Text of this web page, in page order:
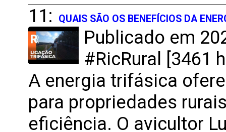
11:
QUAIS SÃO OS BENEFÍCIOS DA
Publicado em
#RicRural [3461
A energia trifásica
para propriedades
eficiência. O avicultor